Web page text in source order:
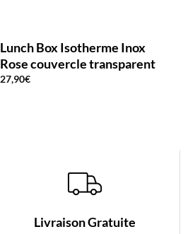
Lunch Box Isotherme Inox
Rose couvercle transparent
27,90€
Livraison Gratuite